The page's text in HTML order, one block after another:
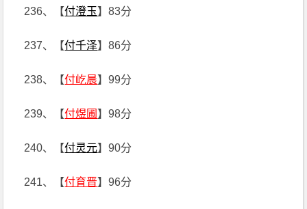
236、【付澄玉】83分
237、【付千泽】86分
238、【付屹晨】99分
239、【付煜圃 】98分
240、【付灵元】90分
241、【付育晋】96分